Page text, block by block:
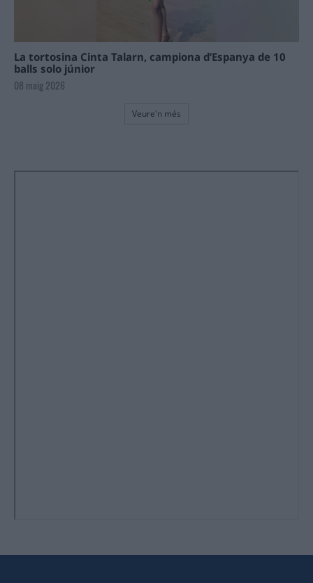
La tortosina Cinta Talarn, campiona d’Espanya de 10
balls solo júnior
08 maig 2026
Veure'n més